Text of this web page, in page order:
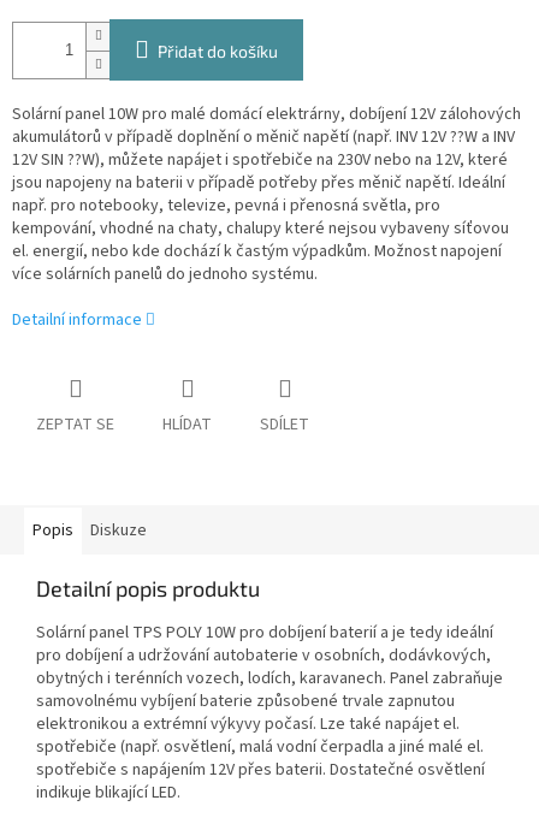
Přidat do košíku
Solární panel 10W pro malé domácí elektrárny, dobíjení 12V zálohových
akumulátorů v případě doplnění o měnič napětí (např. INV 12V ??W a INV
12V SIN ??W), můžete napájet i spotřebiče na 230V nebo na 12V, které
jsou napojeny na baterii v případě potřeby přes měnič napětí. Ideální
např. pro notebooky, televize, pevná i přenosná světla, pro
kempování, vhodné na chaty, chalupy které nejsou vybaveny síťovou
el. energií, nebo kde dochází k častým výpadkům. Možnost napojení
více solárních panelů do jednoho systému.
Detailní informace
ZEPTAT SE HLÍDAT SDÍLET
Popis Diskuze
Detailní popis produktu
Solární panel TPS POLY 10W pro dobíjení baterií a je tedy ideální
pro dobíjení a udržování autobaterie v osobních, dodávkových,
obytných i terénních vozech, lodích, karavanech. Panel zabraňuje
samovolnému vybíjení baterie způsobené trvale zapnutou
elektronikou a extrémní výkyvy počasí. Lze také napájet el.
spotřebiče (např. osvětlení, malá vodní čerpadla a jiné malé el.
spotřebiče s napájením 12V přes baterii. Dostatečné osvětlení
indikuje blikající LED.